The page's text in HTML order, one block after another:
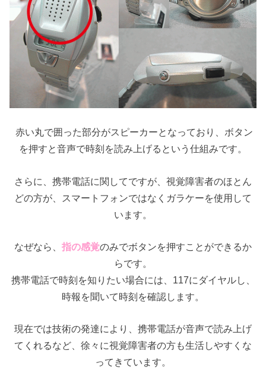
赤い丸で囲った部分がスピーカーとなっており、ボタン
を押すと音声で時刻を読み上げるという仕組みです。
さらに、携帯電話に関してですが、視覚障害者のほとん
どの方が、スマートフォンではなくガラケーを使用して
います。
なぜなら、 指の感覚のみでボタンを押すことができるか
らです。
携帯電話で時刻を知りたい場合には、117にダイヤルし、
時報を聞いて時刻を確認します。
現在では技術の発達により、携帯電話が音声で読み上げ
てくれるなど、徐々に視覚障害者の方も生活しやすくな
ってきています。